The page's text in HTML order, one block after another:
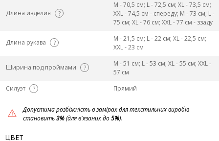
Длина изделия ?
M - 70,5 см; L - 72,5 см; XL - 73,5 см;
XXL - 74,5 см - спереду; M - 73 см; L -
75 см; XL - 76 см; XXL - 77 см - ззаду
Длина рукава ?
M - 21,5 см; L - 22 см; XL - 22,5 см;
XXL - 23 см
Ширина под проймами ?
M - 51 см; L - 53 см; XL - 55 см; XXL -
57 см
Силуэт
? Прямий
Допустима розбіжність в замірах для текстильних виробів
становить3%(для в'язаних до5%).
ЦВЕТ